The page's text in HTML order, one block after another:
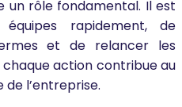
un rôle fondamental. Il est
rapidement, de
et de relancer les
chaque action contribue au
l’entreprise.